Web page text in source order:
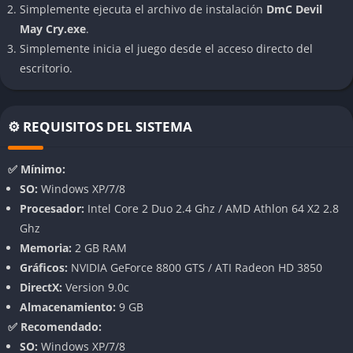
Sonido agresivo y energía constante
La música, una mezcla de electrónica industrial y metal,
ambientales crean un ambiente cargado de adrenalina que
empuja al jugador hacia adelante sin descanso.
Narrativa rebelde con crítica social
Aunque el enfoque sigue siendo la acción, la historia incluye
elementos de crítica a la manipulación mediática, el control
corporativo y la corrupción política. Dante no es solo un
cazador de demonios: es un rebelde que se enfrenta a un
sistema entero. Esto añade capas de interpretación al relato,
sin perder el tono gamberro que caracteriza a la serie.
Animaciones y expresiones con carácter propio
Simplemente ejecuta el archivo de instalación DmC Devil
May Cry.exe.
Simplemente inicia el juego desde el acceso directo del
escritorio.
⚙️ REQUISITOS DEL SISTEMA
✅ Mínimo:
SO: Windows XP/7/8
Procesador: Intel Core 2 Duo 2.4 Ghz / AMD Athlon 64 X2 2.8
Ghz
Memoria: 2 GB RAM
Gráficos: NVIDIA GeForce 8800 GTS / ATI Radeon HD 3850
DirectX: Version 9.0c
Almacenamiento: 9 GB
✅ Recomendado:
SO: Windows XP/7/8